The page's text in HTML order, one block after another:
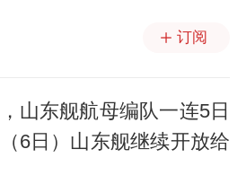
订阅
山东舰航母编队一连5日
6日）山东舰继续开放给